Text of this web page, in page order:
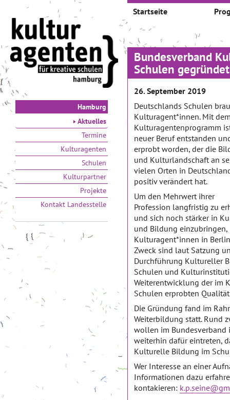
Hamburg
Aktuelles
Termine
Kulturagenten
Schulen
Kulturpartner
Projekte
Kontakt Landesstelle
Startseite
Bundesverband
Schulen
26. September 2019
Deutschlands Schulen
Kulturagent*innen. Mit
Kulturagentenprogramm
neuer Beruf entstanden
erprobt worden, der die
und Kulturlandschaft an
vielen Orten in
positiv verändert hat.
Um den Mehrwert ihrer
Profession langfristig zu
und sich noch stärker in
und Bildung einzubringen,
Kulturagent*innen in
Zweck sind laut Satzung
Durchführung Kultureller
Schulen und
Weiterentwicklung der im
Schulen erprobten
Die Gründung fand im
Weiterbildung statt. Rund
wollen im Bundesverband
weiterhin dafür eintreten,
Kulturelle Bildung im
Wer Interesse an einer
Informationen dazu
kontakieren: